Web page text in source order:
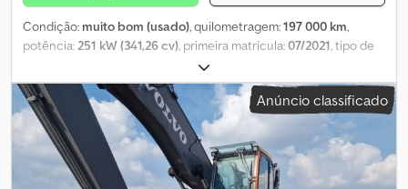
Condição: muito bom (usado), quilometragem:197 000 km,
potência:251 kW (341,26 cv), primeira matrícula:07/2021, tipo de
, combustível:diesel
engrenagem:automático, classe de emissão:Euro 6,
comprimento do espaço de carga:7 000 mm, largura do espaço
de carga:
2 550 mm, Ano de fabrico:2021
, horas de
funcionamento:
76 h, Equipamento: grua, Peso em vazio: 11.985 kg
Capacidade de carga: 9.615 kg PBT: 21.600 kg Dcodpfx
Aswmcpnehyjk Marca da carroçaria: Palfinger PK 12002-EH D
Anúncio classificado